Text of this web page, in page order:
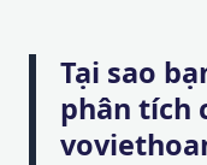
Tại sao
phân tích